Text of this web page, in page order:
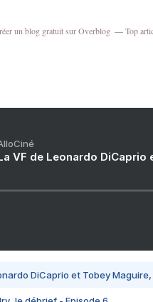
un blog gratuit sur Overblog Top
VF de Leonardo
DiCaprio et Tobey